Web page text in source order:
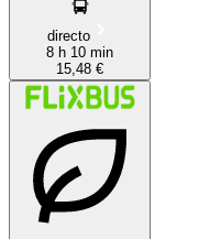
directo
8 h 10 min
15,48 €